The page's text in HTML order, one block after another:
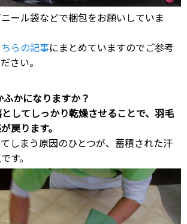
ール袋などで梱包をお願いしていま
ちらの記事にまとめていますのでご参考
さい。
かになりますか？
してしっかり乾燥させることで、羽毛
戻ります。
しまう原因のひとつが、蓄積された汗
す。